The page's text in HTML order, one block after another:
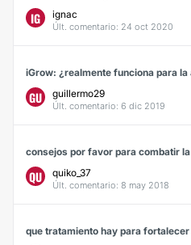
IG ignac
Últ. comentario: 24 oct 2020
iGrow: ¿realmente funciona para la
GU guillermo29
Últ. comentario: 6 dic 2019
consejos por favor para combatir
QU quiko_37
Últ. comentario: 8 may 2018
que tratamiento hay para